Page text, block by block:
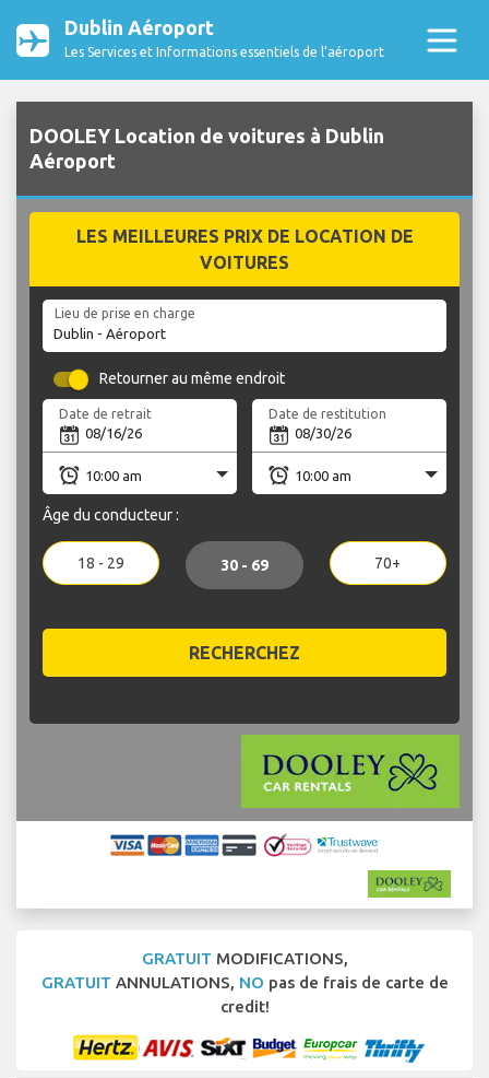
Dublin Aéroport
Les Services et Informations essentiels de l’aéroport
DOOLEY Location de voitures à Dublin
Aéroport
LES MEILLEURES PRIX DE LOCATION DE
VOITURES
Lieu de prise en charge
Retourner au même endroit
Date de retrait Date de restitution
Âge du conducteur :
18 - 29 30 - 69 70+
RECHERCHEZ
GRATUIT MODIFICATIONS,
GRATUIT ANNULATIONS, NO pas de frais de carte de
credit!